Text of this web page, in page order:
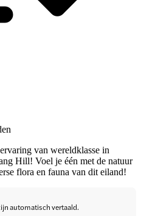
van wereldklasse in
Hill! Voel je één met de natuur
flora en fauna van dit eiland!
automatisch vertaald.